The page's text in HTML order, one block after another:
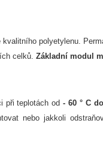
polyetylenu.
celků.Základní modul
při teplotách od- 60 ° C
nebo jakkoli